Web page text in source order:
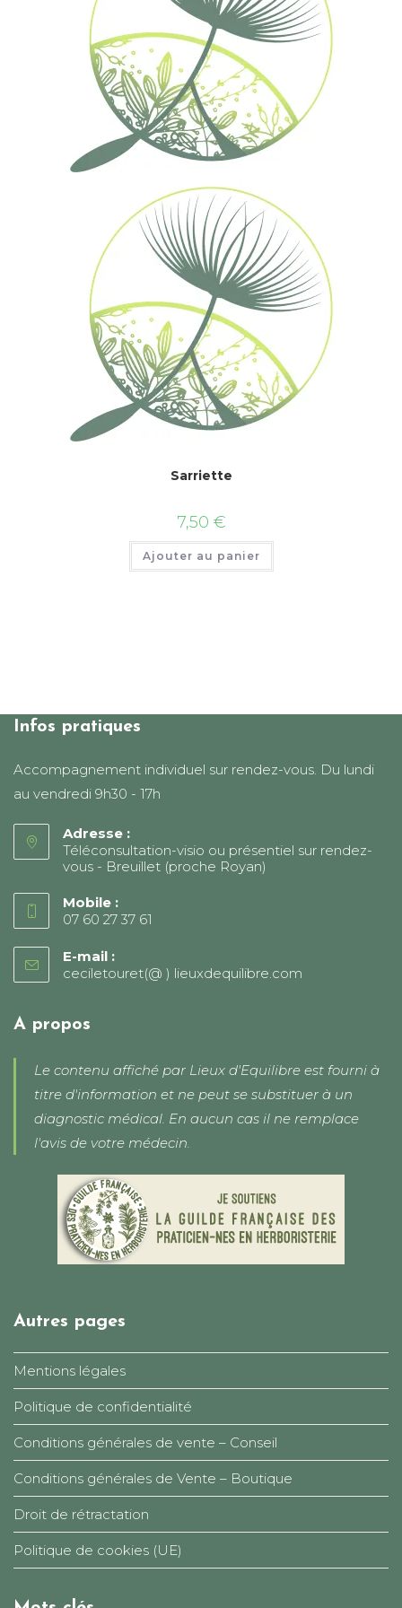
Sarriette
7,50 €
Ajouter au panier
Infos pratiques
Accompagnement individuel sur rendez-vous. Du lundi
au vendredi 9h30 - 17h
Adresse :
Téléconsultation-visio ou présentiel sur rendez-
vous - Breuillet (proche Royan)
Mobile :
07 60 27 37 61
E-mail :
ceciletouret(@ ) lieuxdequilibre.com
A propos
Le contenu affiché par Lieux d'Equilibre est fourni à
titre d'information et ne peut se substituer à un
diagnostic médical. En aucun cas il ne remplace
l'avis de votre médecin.
Autres pages
Mentions légales
Politique de confidentialité
Conditions générales de vente – Conseil
Conditions générales de Vente – Boutique
Droit de rétractation
Politique de cookies (UE)